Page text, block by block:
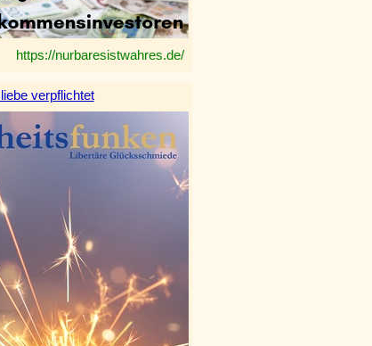
https://nurbaresistwahres.de/
verpflichtet